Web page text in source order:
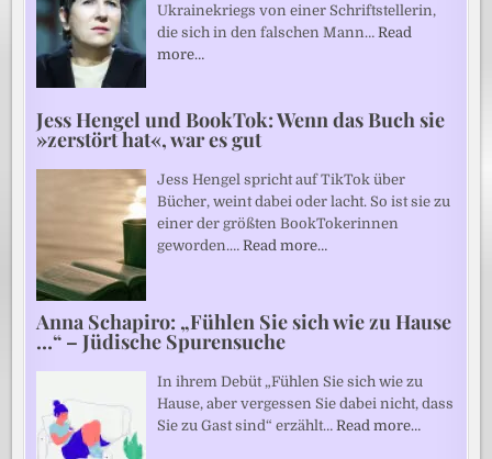
Ukrainekriegs von einer Schriftstellerin,
die sich in den falschen Mann…Read
more…
Jess Hengel und BookTok: Wenn das Buch sie
»zerstört hat«, war es gut
Jess Hengel spricht auf TikTok über
Bücher, weint dabei oder lacht. So ist sie zu
einer der größten BookTokerinnen
geworden.…Read more…
Anna Schapiro: „Fühlen Sie sich wie zu Hause
…“ – Jüdische Spurensuche
In ihrem Debüt „Fühlen Sie sich wie zu
Hause, aber vergessen Sie dabei nicht, dass
Sie zu Gast sind“ erzählt…Read more…